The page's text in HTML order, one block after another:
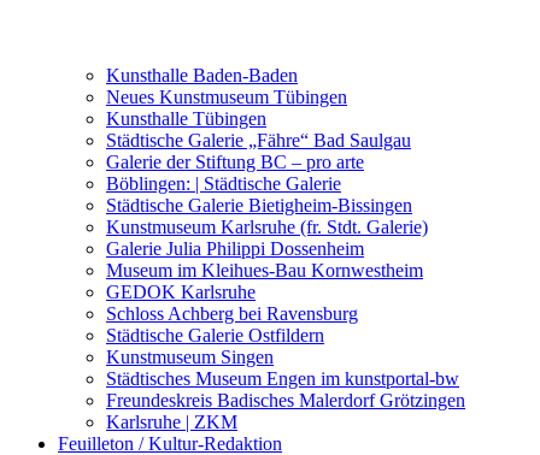
Was seither geschah
Kunstwettbewerbe, Ausschreibungen für Künstler
Kunsthalle Baden-Baden
Neues Kunstmuseum Tübingen
Kunsthalle Tübingen
Städtische Galerie „Fähre“ Bad Saulgau
Galerie der Stiftung BC – pro arte
Böblingen: | Städtische Galerie
Städtische Galerie Bietigheim-Bissingen
Kunstmuseum Karlsruhe (fr. Stdt. Galerie)
Galerie Julia Philippi Dossenheim
Museum im Kleihues-Bau Kornwestheim
GEDOK Karlsruhe
Schloss Achberg bei Ravensburg
Städtische Galerie Ostfildern
Kunstmuseum Singen
Städtisches Museum Engen im kunstportal-bw
Freundeskreis Badisches Malerdorf Grötzingen
Karlsruhe | ZKM
Feuilleton / Kultur-Redaktion